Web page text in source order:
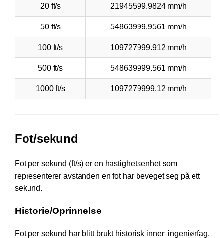
20 ft/s 21945599.9824 mm/h
50 ft/s 54863999.9561 mm/h
100 ft/s 109727999.912 mm/h
500 ft/s 548639999.561 mm/h
1000 ft/s 1097279999.12 mm/h
Fot/sekund
Fot per sekund (ft/s) er en hastighetsenhet som
representerer avstanden en fot har beveget seg på ett
sekund.
Historie/Oprinnelse
Fot per sekund har blitt brukt historisk innen ingeniørfag,